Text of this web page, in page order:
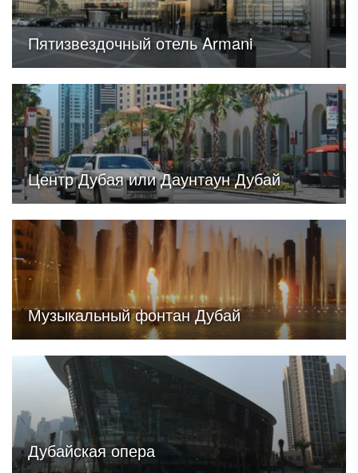
Пятизвездочный отель Armani
Центр Дубая или Даунтаун Дубай
Музыкальный фонтан Дубай
Дубайская опера